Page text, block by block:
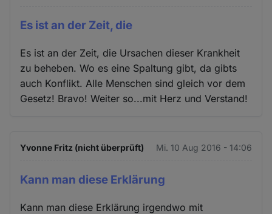
Es ist an der Zeit, die
Es ist an der Zeit, die Ursachen dieser Krankheit
zu beheben. Wo es eine Spaltung gibt, da gibts
auch Konflikt. Alle Menschen sind gleich vor dem
Gesetz! Bravo! Weiter so...mit Herz und Verstand!
Yvonne Fritz (nicht überprüft) Mi. 10 Aug 2016 - 14:06
Kann man diese Erklärung
Kann man diese Erklärung irgendwo mit